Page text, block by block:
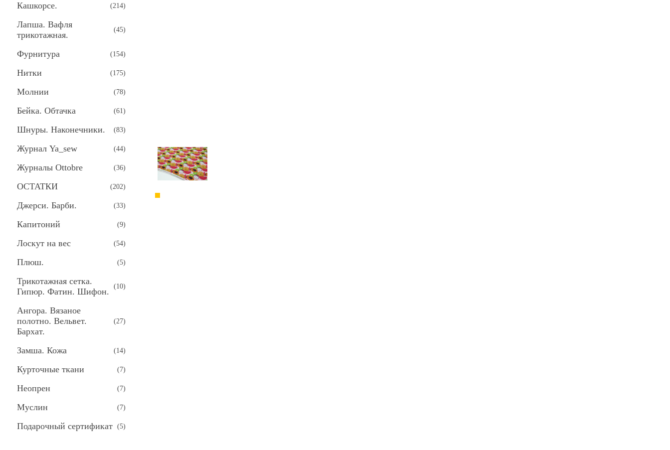
Кашкорсе. (214)
Лапша. Вафля
трикотажная.
(45)
Фурнитура (154)
Нитки (175)
Молнии (78)
Бейка. Обтачка (61)
Шнуры. Наконечники. (83)
Журнал Ya_sew (44)
Журналы Ottobre (36)
ОСТАТКИ (202)
Джерси. Барби. (33)
Капитоний (9)
Лоскут на вес (54)
Плюш. (5)
Трикотажная сетка.
Гипюр. Фатин. Шифон.
(10)
Ангора. Вязаное
полотно. Вельвет.
Бархат.
(27)
Замша. Кожа (14)
Курточные ткани (7)
Неопрен (7)
Муслин (7)
Подарочный сертификат (5)